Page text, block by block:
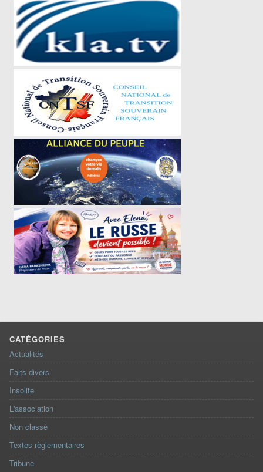
CATÉGORIES
Actualités
Faits divers
Insolite
L'association
Non classé
Textes règlementaires
Tribune